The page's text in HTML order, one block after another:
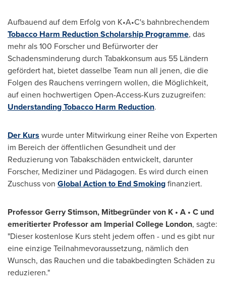
Aufbauend auf dem Erfolg von K•A•C's bahnbrechendem
Tobacco Harm Reduction Scholarship Programme, das
mehr als 100 Forscher und Befürworter der
Schadensminderung durch Tabakkonsum aus 55 Ländern
gefördert hat, bietet dasselbe Team nun all jenen, die die
Folgen des Rauchens verringern wollen, die Möglichkeit,
auf einen hochwertigen Open-Access-Kurs zuzugreifen:
Understanding Tobacco Harm Reduction.
Der Kurs wurde unter Mitwirkung einer Reihe von Experten
im Bereich der öffentlichen Gesundheit und der
Reduzierung von Tabakschäden entwickelt, darunter
Forscher, Mediziner und Pädagogen. Es wird durch einen
Zuschuss von Global Action to End Smokingfinanziert.
ProfessorGerry Stimson, Mitbegründer von K • A • C und
emeritierter Professor am Imperial College London, sagte:
"Dieser kostenlose Kurs steht jedem offen - und es gibt nur
eine einzige Teilnahmevoraussetzung, nämlich den
Wunsch, das Rauchen und die tabakbedingten Schäden zu
reduzieren."